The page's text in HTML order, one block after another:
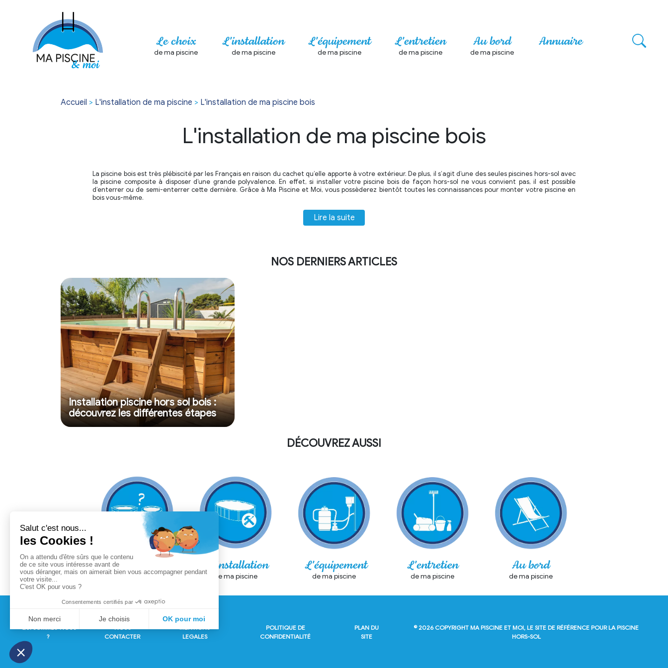
Le choix
de ma piscine
L'installation
de ma piscine
L'équipement
de ma piscine
L'entretien
de ma piscine
Au bord
de ma piscine
Annuaire
Accueil > L'installation de ma piscine > L'installation de ma piscine bois
L'installation de ma piscine bois
La piscine bois est très plébiscité par les Français en raison du cachet qu’elle apporte à votre extérieur. De plus, il s’agit d’une des seules piscines hors-sol avec
la piscine composite à disposer d’une grande polyvalence. En effet, si installer votre piscine bois de façon hors-sol ne vous convient pas, il est possible
d’enterrer ou de semi-enterrer cette dernière. Grâce à Ma Piscine et Moi, vous possèderez bientôt toutes les connaissances pour monter votre piscine en
bois vous-même.
Lire la suite
NOS DERNIERS ARTICLES
Installation piscine hors sol bois :
découvrez les différentes étapes
DÉCOUVREZ AUSSI
Le choix
de ma piscine
L'installation
de ma piscine
L'équipement
de ma piscine
L'entretien
de ma piscine
Au bord
de ma piscine
QUI SOMMES-NOUS
?
NOUS
CONTACTER
MENTIONS
LEGALES
POLITIQUE DE
CONFIDENTIALITÉ
PLAN DU
SITE
© 2026 COPYRIGHT MA PISCINE ET MOI, LE SITE DE RÉFÉRENCE POUR LA PISCINE
HORS-SOL